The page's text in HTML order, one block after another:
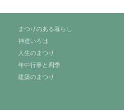
まつりのある暮らし
神道いろは
人生のまつり
年中行事と四季
建築のまつり